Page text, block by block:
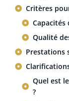
Critères
Capacités
Qualité
Prestations
Quel est
?